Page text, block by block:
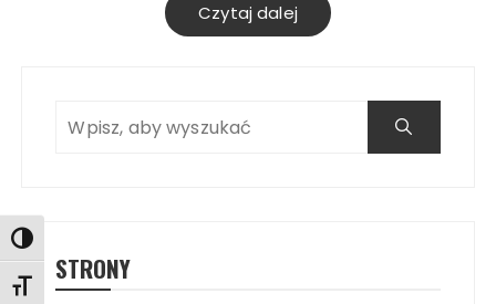
Toggle High Contrast
Toggle Font size
Czytaj dalej
STRONY